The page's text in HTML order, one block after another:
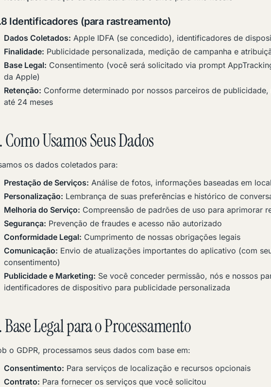
Identificadores (para rastreamento)
Dados Coletados: Apple IDFA (se concedido), identificadores de
Finalidade: Publicidade personalizada, medição de campanha e
Base Legal: Consentimento (você será solicitado via prompt
da Apple)
Retenção: Conforme determinado por nossos parceiros de publicidade,
até 24 meses
Como Usamos Seus Dados
os dados coletados para:
Prestação de Serviços: Análise de fotos, informações baseadas em
Personalização: Lembrança de suas preferências e histórico de
Melhoria do Serviço: Compreensão de padrões de uso para aprimorar
Segurança: Prevenção de fraudes e acesso não autorizado
Conformidade Legal: Cumprimento de nossas obrigações legais
Comunicação: Envio de atualizações importantes do aplicativo (com
consentimento)
Publicidade e Marketing: Se você conceder permissão, nós e nossos
identificadores de dispositivo para publicidade personalizada
Base Legal para o Processamento
o GDPR, processamos seus dados com base em:
Consentimento: Para serviços de localização e recursos opcionais
Contrato: Para fornecer os serviços que você solicitou